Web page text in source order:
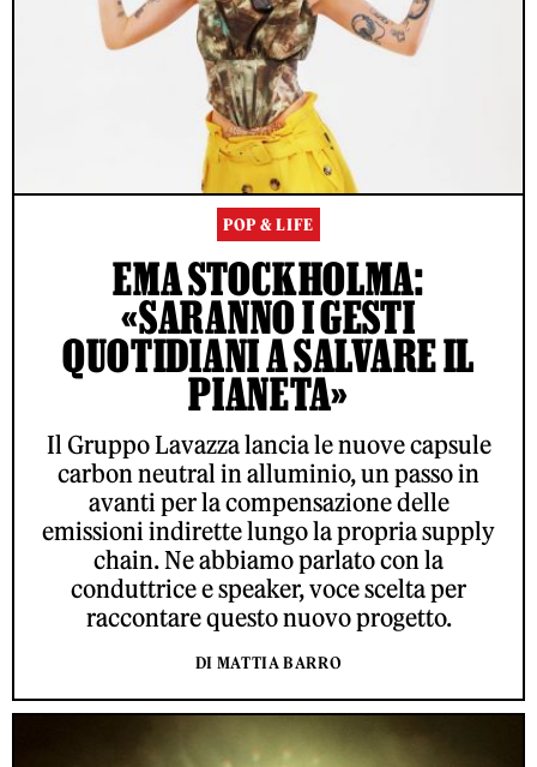
POP & LIFE
EMA STOCKHOLMA:
«SARANNO I GESTI
QUOTIDIANI A SALVARE IL
PIANETA»
Il Gruppo Lavazza lancia le nuove capsule
carbon neutral in alluminio, un passo in
avanti per la compensazione delle
emissioni indirette lungo la propria supply
chain. Ne abbiamo parlato con la
conduttrice e speaker, voce scelta per
raccontare questo nuovo progetto.
DI MATTIA BARRO